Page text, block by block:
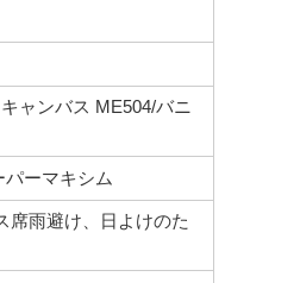
ャンバス ME504/バニ
ーマキシム
席雨避け、日よけのた